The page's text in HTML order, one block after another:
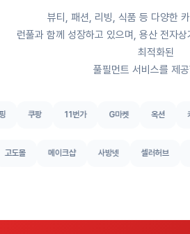
뷰티, 패션, 리빙, 식품 등 다양한
런풀과 함께 성장하고 있으며, 용산 전자
최적화된
풀필먼트 서비스를 제
쿠팡 11번가 G마켓 옥션
고도몰 메이크샵 사방넷 셀러허브